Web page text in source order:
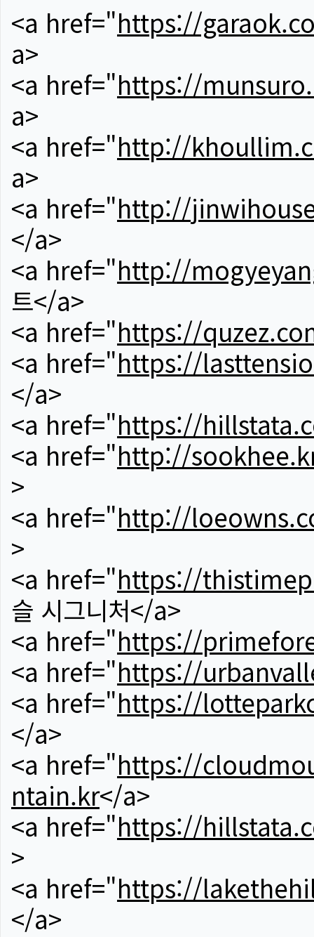
<a href="https://
a>
<a href="https://
a>
<a href="http://
a>
<a href="http://
</a>
<a href="http://
트</a>
<a href="https://
<a href="https://
</a>
<a href="https://
<a href="http://
>
<a href="http://
>
<a href="https://
슬 시그니처</a>
<a href="https://
<a href="https://
<a href="https://
</a>
<a href="https://
ntain.kr</a>
<a href="https://
>
<a href="https://
</a>